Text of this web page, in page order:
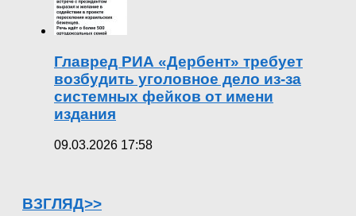
Главред РИА «Дербент» требует
возбудить уголовное дело из-за
системных фейков от имени
издания
09.03.2026 17:58
ВЗГЛЯД>>